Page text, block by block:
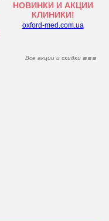
НОВИНКИ И АКЦИИ
КЛИНИКИ!
oxford-med.com.ua
Все акции и скидки